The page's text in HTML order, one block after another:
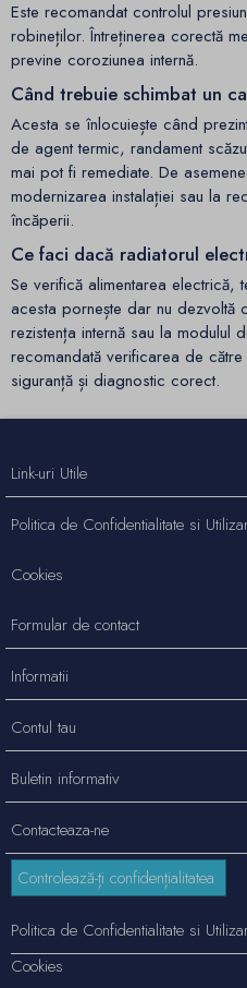
Este recomandat controlul
robineților. Întreținerea corectă
previne coroziunea internă.
Când trebuie schimbat un
Acesta se înlocuiește când
de agent termic, randament
mai pot fi remediate. De
modernizarea instalației sau la
încăperii.
Ce faci dacă radiatorul
Se verifică alimentarea electrică,
acesta pornește dar nu dezvoltă
rezistența internă sau la modulul
recomandată verificarea de
siguranță și diagnostic corect.
Contacteaza-ne
Link-uri Utile
Politica de Confidentialitate si
Cookies
Formular de contact
Informatii
Contul tau
Buletin informativ
Controlează-ți confidențialitatea
Politica de Confidentialitate si
Cookies